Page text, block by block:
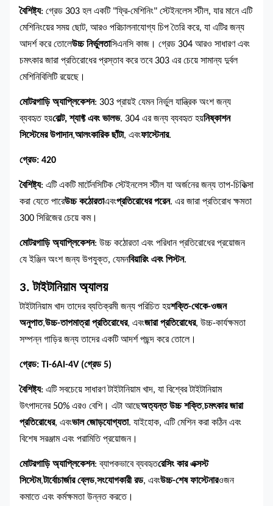
বৈশিষ্ট্য: গ্রেড 303 হল একটি "ফ্রি-মেশিনিং" স্টেইনলেস স্টীল, যার মানে এটি
মেশিনিংয়ের সময় ছোট, আরও পরিচালনাযোগ্য চিপ তৈরি করে, যা এটির জন্য
আদর্শ করে তোলেউচ্চ নির্ভুলতাসিএনসি কাজ। গ্রেড 304 আরও সাধারণ এবং
চমৎকার জারা প্রতিরোধের প্রস্তাব করে তবে 303 এর চেয়ে সামান্য দুর্বল
মেশিনিবিলিটি রয়েছে।
মোটরগাড়ি অ্যাপ্লিকেশন: 303 প্রায়ই যেমন নির্ভুল যান্ত্রিক অংশ জন্য
ব্যবহৃত হয়বোল্ট, শ্যাফ্ট এবং ভালভ. 304 এর জন্য ব্যবহৃত হয়নিষ্কাশন
সিস্টেমের উপাদান,আলংকারিক ছাঁটা, এবংফাস্টেনার.
গ্রেড: 420
বৈশিষ্ট্য: এটি একটি মার্টেনসিটিক স্টেইনলেস স্টীল যা অর্জনের জন্য তাপ-চিকিত্সা
করা যেতে পারেউচ্চ কঠোরতাএবংপ্রতিরোধের পরেন. এর জারা প্রতিরোধ ক্ষমতা
300 সিরিজের চেয়ে কম।
মোটরগাড়ি অ্যাপ্লিকেশন: উচ্চ কঠোরতা এবং পরিধান প্রতিরোধের প্রয়োজন
যে ইঞ্জিন অংশ জন্য উপযুক্ত, যেমনবিয়ারিং এবং পিস্টন.
3. টাইটানিয়াম অ্যালয়
টাইটানিয়াম খাদ তাদের ব্যতিক্রমী জন্য পরিচিত হয়শক্তি-থেকে-ওজন
অনুপাত,উচ্চ-তাপমাত্রা প্রতিরোধের, এবংজারা প্রতিরোধের, উচ্চ-কার্যক্ষমতা
সম্পন্ন গাড়ির জন্য তাদের একটি আদর্শ পছন্দ করে তোলে।
গ্রেড: Ti-6Al-4V (গ্রেড 5)
বৈশিষ্ট্য: এটি সবচেয়ে সাধারণ টাইটানিয়াম খাদ, যা বিশ্বের টাইটানিয়াম
উৎপাদনের 50% এরও বেশি। এটা আছেঅত্যন্ত উচ্চ শক্তি,চমৎকার জারা
প্রতিরোধের, এবংভাল জোড়যোগ্যতা. যাইহোক, এটি মেশিন করা কঠিন এবং
বিশেষ সরঞ্জাম এবং পরামিতি প্রয়োজন।
মোটরগাড়ি অ্যাপ্লিকেশন: ব্যাপকভাবে ব্যবহৃতরেসিং কার এক্সস্ট
সিস্টেম,টার্বোচার্জার ব্লেড,সংযোগকারী রড, এবংউচ্চ-শেষ ফাস্টেনারওজন
কমাতে এবং কর্মক্ষমতা উন্নত করতে।